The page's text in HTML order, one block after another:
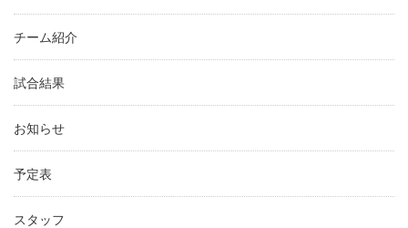
チーム紹介
試合結果
お知らせ
予定表
スタッフ